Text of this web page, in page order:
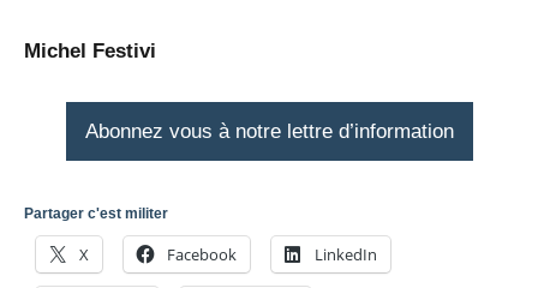
Michel Festivi
Abonnez vous à notre lettre d’information
Partager c'est militer
X Facebook LinkedIn